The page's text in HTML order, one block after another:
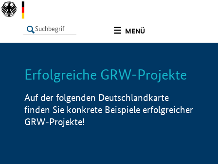
MENÜ
LISTE Info
Erfolgreiche GRW-Projekte
Auf der folgenden Deutschlandkarte
finden Sie konkrete Beispiele erfolgreicher
GRW-Projekte!